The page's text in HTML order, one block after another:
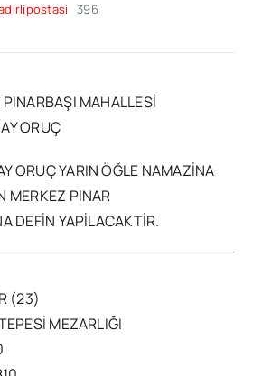
396
MAHALLESİ
ORUÇ
ORUÇ YARIN ÖĞLE NAMAZİNA
MERKEZ PINAR
DEFİN YAPİLACAKTİR.
(23)
MEZARLIĞI